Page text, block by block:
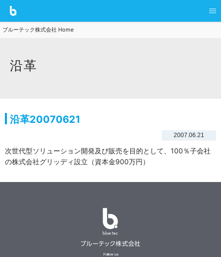
ブルーテック株式会社 Home
沿革
沿革20070621
2007.06.21
次世代型ソリューション開発及び販売を目的として、100％子会社
の株式会社グリッディ設立（資本金900万円）
Follow us